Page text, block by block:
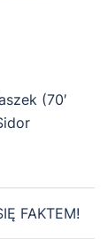
(70′
FAKTEM!